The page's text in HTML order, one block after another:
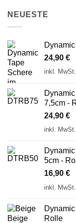
NEUESTE
24,90 €
inkl. MwSt.
7,5cm -
24,90 €
inkl. MwSt.
5cm -
16,90 €
inkl. MwSt.
Rolle